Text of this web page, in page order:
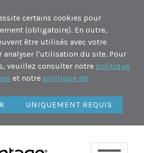
certains cookies pour
(obligatoire). En outre,
être utilisés avec votre
analyser l'utilisation du site. Pour
veuillez consulter notre politique
et notre politique de
UNIQUEMENT REQUIS